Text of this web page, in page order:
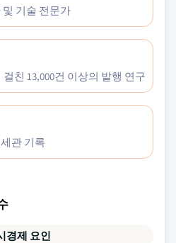
기술 전문가
친 13,000건 이상의 발행 연구
관 기록
경제 요인